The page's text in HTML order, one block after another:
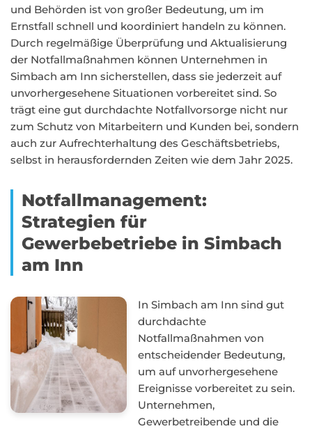
und Behörden ist von großer Bedeutung, um im
Ernstfall schnell und koordiniert handeln zu können.
Durch regelmäßige Überprüfung und Aktualisierung
der Notfallmaßnahmen können Unternehmen in
Simbach am Inn sicherstellen, dass sie jederzeit auf
unvorhergesehene Situationen vorbereitet sind. So
trägt eine gut durchdachte Notfallvorsorge nicht nur
zum Schutz von Mitarbeitern und Kunden bei, sondern
auch zur Aufrechterhaltung des Geschäftsbetriebs,
selbst in herausfordernden Zeiten wie dem Jahr 2025.
Notfallmanagement:
Strategien für
Gewerbebetriebe in Simbach
am Inn
In Simbach am Inn sind gut
durchdachte
Notfallmaßnahmen von
entscheidender Bedeutung,
um auf unvorhergesehene
Ereignisse vorbereitet zu sein.
Unternehmen,
Gewerbetreibende und die